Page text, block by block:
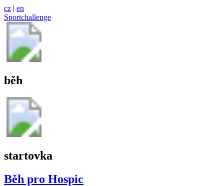
cz | en
Sportchallenge
běh
startovka
Běh pro Hospic